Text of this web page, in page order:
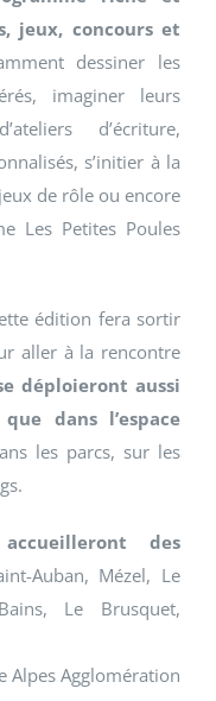
jeux, concours et
dessiner les
imaginer leurs
d’écriture,
s’initier à la
de rôle ou encore
Les Petites Poules
édition fera sortir
aller à la rencontre
déploieront aussi
dans l’espace
les parcs, sur les
des
Auban, Mézel, Le
Bains, Le Brusquet,
Alpes Agglomération